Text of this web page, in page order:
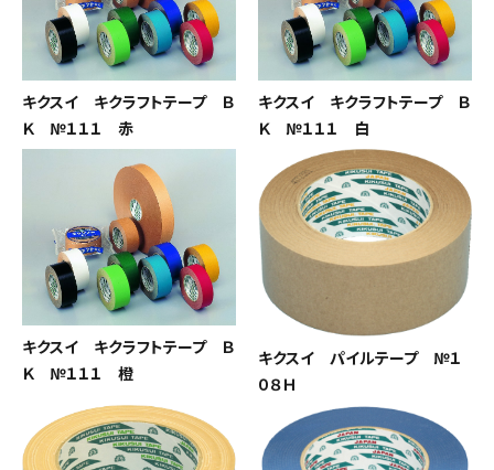
キクスイ キクラフトテープ Ｂ
Ｋ №１１１ 赤
キクスイ キクラフトテープ Ｂ
Ｋ №１１１ 白
キクスイ キクラフトテープ Ｂ
Ｋ №１１１ 橙
キクスイ パイルテープ №１
０８Ｈ